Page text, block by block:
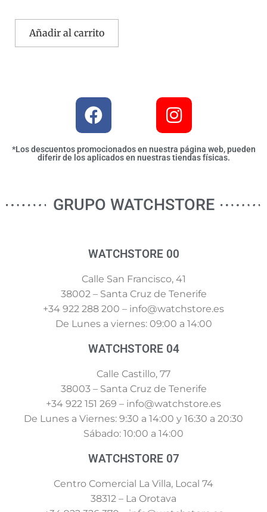
Añadir al carrito
*Los descuentos promocionados en nuestra página web, pueden
diferir de los aplicados en nuestras tiendas físicas.
GRUPO WATCHSTORE
WATCHSTORE 00
Calle San Francisco, 41
38002 – Santa Cruz de Tenerife
+34 922 288 200 – info@watchstore.es
De Lunes a viernes: 09:00 a 14:00
WATCHSTORE 04
Calle Castillo, 77
38003 – Santa Cruz de Tenerife
+34 922 151 269 – info@watchstore.es
De Lunes a Viernes: 9:30 a 14:00 y 16:30 a 20:30
Sábado: 10:00 a 14:00
WATCHSTORE 07
Centro Comercial La Villa, Local 74
38312 – La Orotava